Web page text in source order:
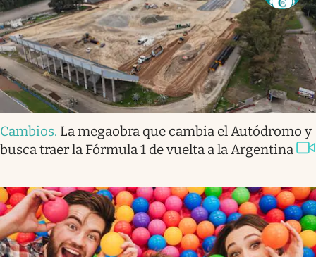
Cambios. La megaobra que cambia el Autódromo y
busca traer la Fórmula 1 de vuelta a la Argentina